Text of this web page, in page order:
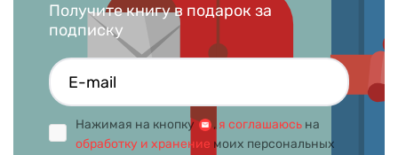
Получите книгу в подарок за
подписку
Нажимая на кнопку , я соглашаюсь на
обработку и хранение моих персональных